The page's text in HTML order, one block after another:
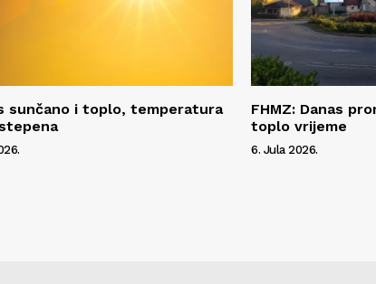
sunčano i toplo, temperatura
FHMZ: Danas
toplo vrijeme
6. Jula 2026.